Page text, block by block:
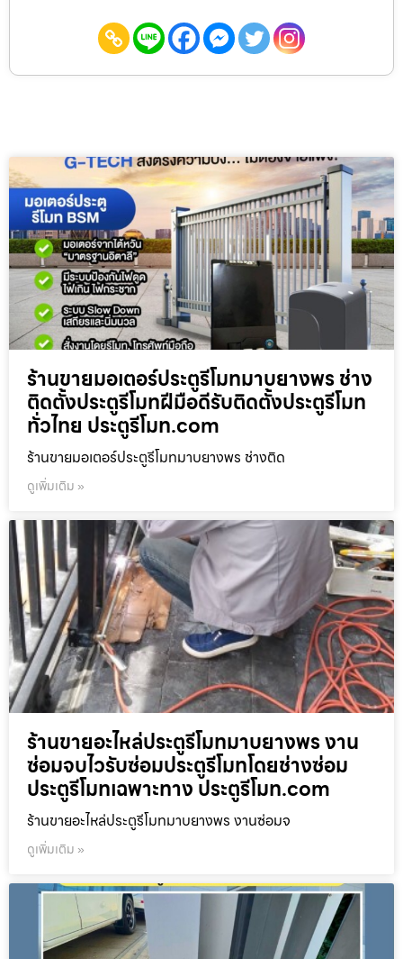
ร้านขายมอเตอร์ประตูรีโมทมาบยางพร ช่าง
ติดตั้งประตูรีโมทฝีมือดีรับติดตั้งประตูรีโมท
ทั่วไทย ประตูรีโมท.com
ร้านขายมอเตอร์ประตูรีโมทมาบยางพร ช่างติด
ดูเพิ่มเติม »
ร้านขายอะไหล่ประตูรีโมทมาบยางพร งาน
ซ่อมจบไวรับซ่อมประตูรีโมทโดยช่างซ่อม
ประตูรีโมทเฉพาะทาง ประตูรีโมท.com
ร้านขายอะไหล่ประตูรีโมทมาบยางพร งานซ่อมจ
ดูเพิ่มเติม »